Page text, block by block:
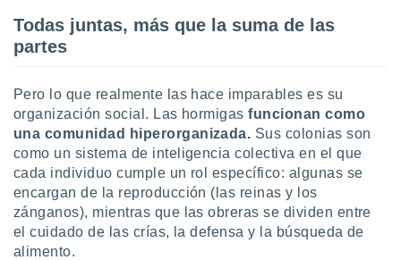
utilizar
crear un
uso de
la
contenido
medir el
de la
el
del
Todas juntas, más que la suma de las
partes
Pero lo que realmente las hace imparables es su
organización social. Las hormigasfuncionan como
una comunidad hiperorganizada. Sus colonias son
como un sistema de inteligencia colectiva en el que
cada individuo cumple un rol específico: algunas se
encargan de la reproducción (las reinas y los
zánganos), mientras que las obreras se dividen entre
el cuidado de las crías, la defensa y la búsqueda de
alimento.